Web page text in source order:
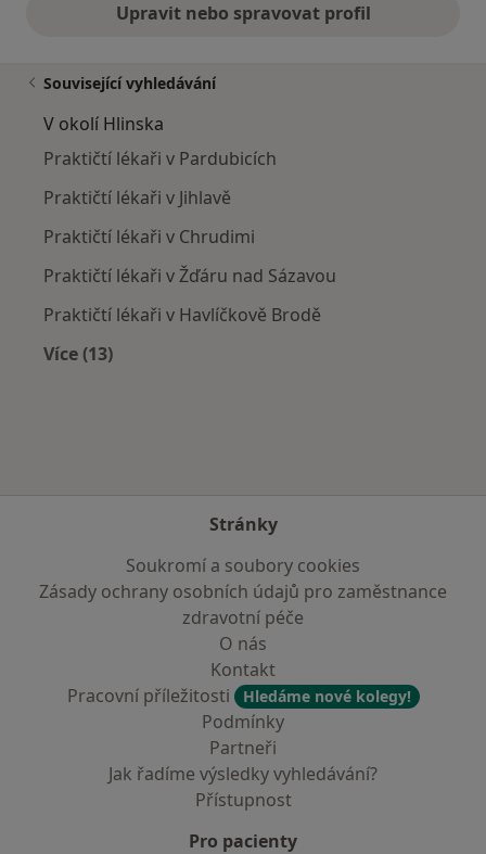
Upravit nebo spravovat profil
Související vyhledávání
V okolí Hlinska
Praktičtí lékaři v Pardubicích
Praktičtí lékaři v Jihlavě
Praktičtí lékaři v Chrudimi
Praktičtí lékaři v Žďáru nad Sázavou
Praktičtí lékaři v Havlíčkově Brodě
Více (13)
Stránky
Soukromí a soubory cookies
Zásady ochrany osobních údajů pro zaměstnance
zdravotní péče
O nás
Kontakt
Pracovní příležitosti
Hledáme nové kolegy!
Podmínky
Partneři
Jak řadíme výsledky vyhledávání?
Přístupnost
Pro pacienty